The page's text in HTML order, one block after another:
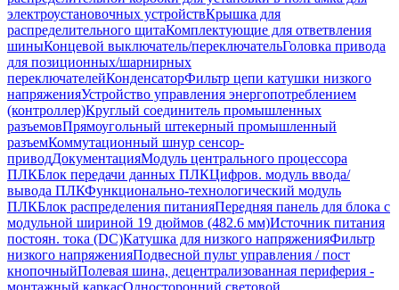
электроустановочных устройствКрышка для
распределительного щитаКомплектующие для ответвления
шиныКонцевой выключатель/переключательГоловка привода
для позиционных/шарнирных
переключателейКонденсаторФильтр цепи катушки низкого
напряженияУстройство управления энергопотреблением
(контроллер)Круглый соединитель промышленных
разъемовПрямоугольный штекерный промышленный
разъемКоммутационный шнур сенсор-
приводДокументацияМодуль центрального процессора
ПЛКБлок передачи данных ПЛКЦифров. модуль ввода/
вывода ПЛКФункционально-технологический модуль
ПЛКБлок распределения питанияПередняя панель для блока с
модульной шириной 19 дюймов (482.6 мм)Источник питания
постоян. тока (DC)Катушка для низкого напряженияФильтр
низкого напряженияПодвесной пульт управления / пост
кнопочныйПолевая шина, децентрализованная периферия -
монтажный каркасОдносторонний световой